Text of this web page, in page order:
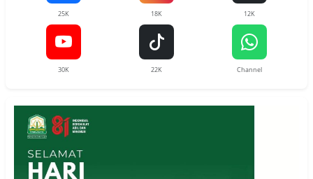
25K 18K 12K
30K 22K Channel